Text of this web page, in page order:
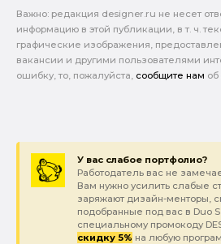
Важно: pедакция designer.ru не несет
информацию в этой публикации, в т. ч.
графические изображения,
вакансии и другими пользователями
ошибку, то, пожалуйста, сообщите нам об
У вас слабое портфолио?
Работодатель вас не
Вам нужно усилить слабые
заряжают дизайн-менторы,
подобранные под вас в Duo
специальному промокоду
скидку 5% на любую